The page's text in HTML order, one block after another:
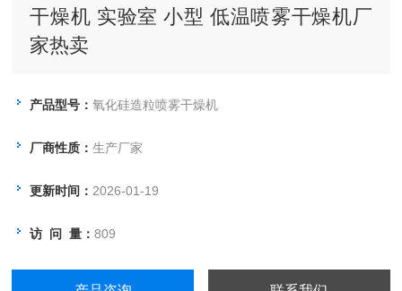
干燥机 实验室 小型 低温喷雾干燥机厂
家热卖
产品型号：氧化硅造粒喷雾干燥机
厂商性质：生产厂家
更新时间： 2026-01-19
访 问 量：809